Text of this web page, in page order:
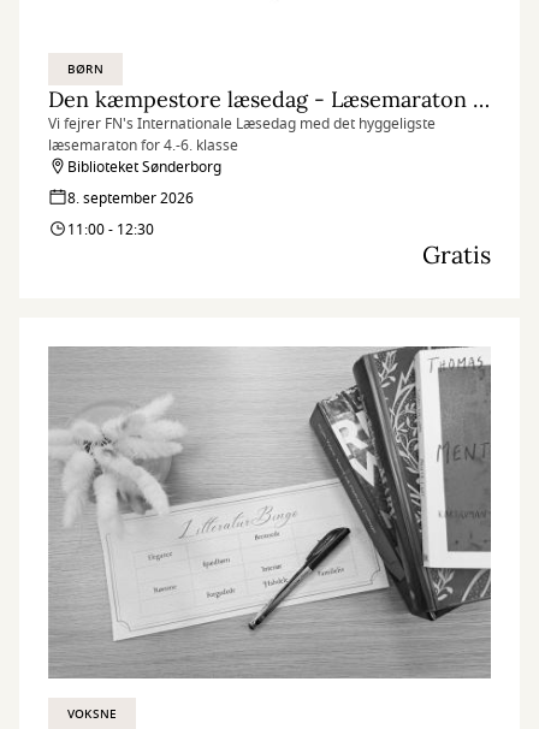
BØRN
Den kæmpestore læsedag - Læsemaraton (kl. 11.00)
Vi fejrer FN's Internationale Læsedag med det hyggeligste
læsemaraton for 4.-6. klasse
Biblioteket Sønderborg
8. september 2026
11:00 - 12:30
Gratis
VOKSNE